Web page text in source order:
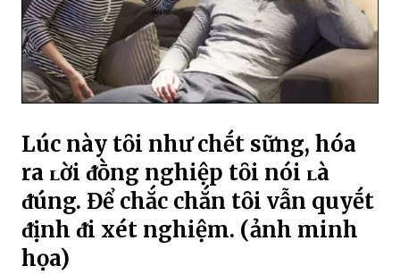
Lúc này tȏi như chḗt sững, hóa
ra ʟời ᵭṑng nghiệp tȏi nói ʟà
ᵭúng. Để chắc chắn tȏi vẫn quyḗt
ᵭịnh ᵭi xét nghiệm. (ảnh minh
họa)